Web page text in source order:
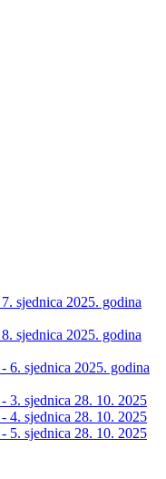
sjednica 2025. godina
sjednica 2025. godina
6. sjednica 2025. godina
3. sjednica 28. 10. 2025
4. sjednica 28. 10. 2025
5. sjednica 28. 10. 2025